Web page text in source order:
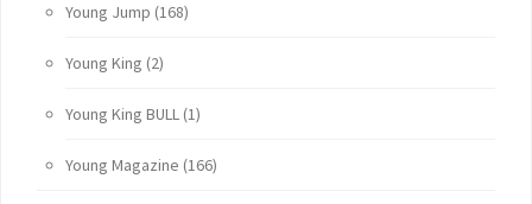
Young Jump (168)
Young King (2)
Young King BULL (1)
Young Magazine (166)